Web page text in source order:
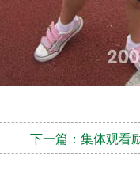
下一篇： 集体观看